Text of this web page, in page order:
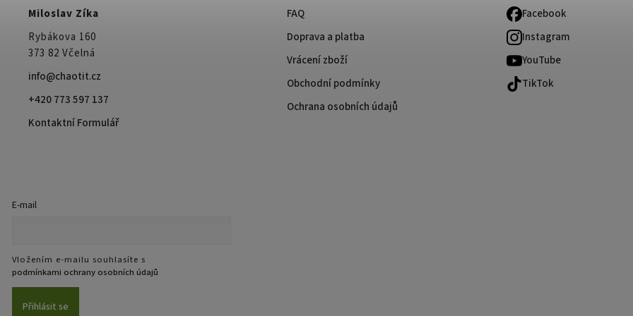
Miloslav Zíka
Rybákova 160
373 82 Včelná
info@chaotit.cz
+420 773 597 137
Kontaktní Formulář
FAQ
Doprava a platba
Vrácení zboží
Obchodní podmínky
Ochrana osobních údajů
Facebook
Instagram
YouTube
TikTok
E-mail
Vložením e-mailu souhlasíte s
podmínkami ochrany osobních údajů
Přihlásit se